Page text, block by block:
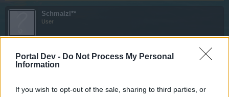
Portal Dev - Do Not Process My Personal
Information
If you wish to opt-out of the sale, sharing to third parties, or
Schmalzl**
User
pünktlich zu starten....
und die Gesprächsrunde kann ich auch nichts rein
Antworten möglich.